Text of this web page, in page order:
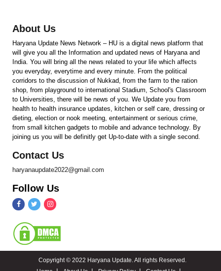
About Us
Haryana Update News Network – HU is a digital news platform that
will give you all the Information and updated news of Haryana and
India. You will bring all the news related to your life which affects
you everyday, everytime and every minute. From the political
corridors to the discussion of Nukkad, from the farm to the ration
shop, from playground to international Stadium, School's Classroom
to Universities, there will be news of you. We Update you from
health to health insurance updates, kitchen or self care, dressing or
dieting, election or nook meeting, entertainment or serious crime,
from small kitchen gadgets to mobile and advance technology. By
joining us you will be definitly get Up-to-date with a single second.
Contact Us
haryanaupdate2022@gmail.com
Follow Us
Copyright © 2022 Haryana Update. All rights Reserved.